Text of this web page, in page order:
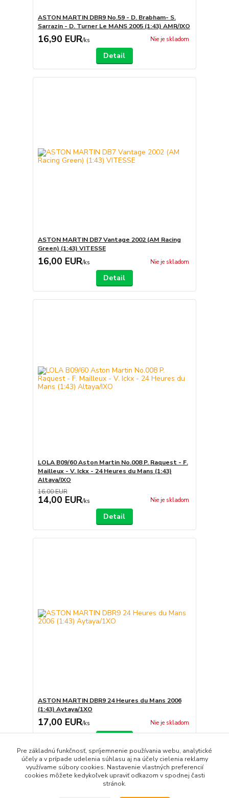
ASTON MARTIN DBR9 No.59 - D. Brabham- S.
Sarrazin - D. Turner Le MANS 2005 (1:43) AMR/IXO
16,90 EUR/ks Nie je skladom
Detail
ASTON MARTIN DB7 Vantage 2002 (AM Racing
Green) (1:43) VITESSE
16,00 EUR/ks Nie je skladom
Detail
LOLA B09/60 Aston Martin No.008 P. Raquest - F.
Mailleux - V. Ickx - 24 Heures du Mans (1:43)
Altaya/IXO
16,00 EUR
14,00 EUR/ks Nie je skladom
Detail
ASTON MARTIN DBR9 24 Heures du Mans 2006
(1:43) Aytaya/1XO
17,00 EUR/ks Nie je skladom
strana z 1
Pre základnú funkčnosť, spríjemnenie používania webu, analytické
účely a v prípade udelenia súhlasu aj na účely cielenia reklamy
využívame súbory cookies. Nastavenie vlastných preferencií
cookies môžete kedykoľvek upraviť odkazom v spodnej časti
stránok.